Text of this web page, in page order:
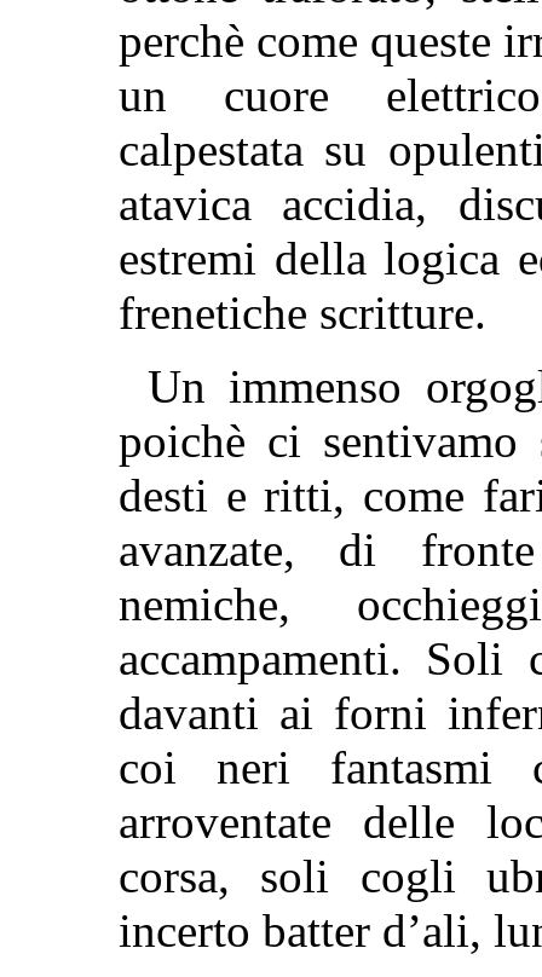
perchè come queste
un cuore
calpestata su
atavica accidia,
estremi della logica
frenetiche scritture.
Un immenso
poichè ci sentivamo
desti e ritti, come
avanzate, di
nemiche,
accampamenti. Soli
davanti ai forni
coi neri fantasmi
arroventate delle
corsa, soli cogli
incerto batter d’ali,